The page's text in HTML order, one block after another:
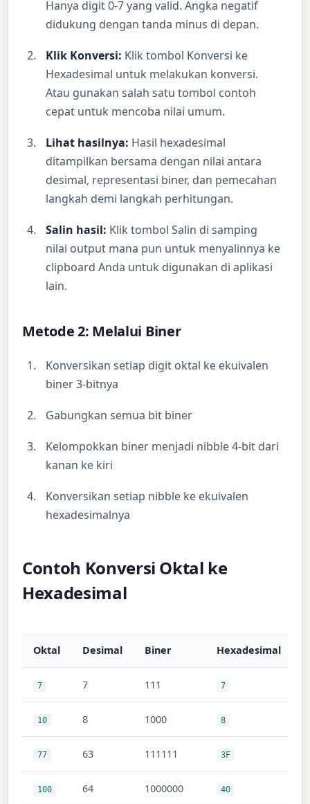
Hanya digit 0-7 yang valid. Angka negatif
didukung dengan tanda minus di depan.
Klik Konversi: Klik tombol Konversi ke
Hexadesimal untuk melakukan konversi.
Atau gunakan salah satu tombol contoh
cepat untuk mencoba nilai umum.
Lihat hasilnya: Hasil hexadesimal
ditampilkan bersama dengan nilai antara
desimal, representasi biner, dan pemecahan
langkah demi langkah perhitungan.
Salin hasil: Klik tombol Salin di samping
nilai output mana pun untuk menyalinnya ke
clipboard Anda untuk digunakan di aplikasi
lain.
Metode 2: Melalui Biner
Konversikan setiap digit oktal ke ekuivalen
biner 3-bitnya
Gabungkan semua bit biner
Kelompokkan biner menjadi nibble 4-bit dari
kanan ke kiri
Konversikan setiap nibble ke ekuivalen
hexadesimalnya
Contoh Konversi Oktal ke
Hexadesimal
Oktal Desimal Biner Hexadesimal
7 7 111 7
10 8 1000 8
77 63 111111 3F
100 64 1000000 40